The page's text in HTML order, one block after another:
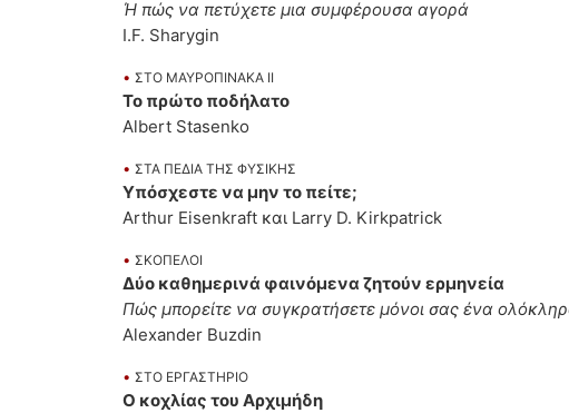
Ή πώς να πετύχετε μια συμφέρουσα αγορά
I.F. Sharygin
• ΣΤΟ ΜΑΥΡΟΠΙΝΑΚΑ ΙΙ
Το πρώτο ποδήλατο
Albert Stasenko
• ΣΤΑ ΠΕΔΙΑ ΤΗΣ ΦΥΣΙΚΗΣ
Υπόσχεστε να μην το πείτε;
Arthur Eisenkraft και Larry D. Kirkpatrick
• ΣΚΟΠΕΛΟΙ
Δύο καθημερινά φαινόμενα ζητούν ερμηνεία
Πώς μπορείτε να συγκρατήσετε μόνοι σας ένα
Alexander Buzdin
• ΣΤΟ ΕΡΓΑΣΤΗΡΙΟ
Ο κοχλίας του Αρχιμήδη